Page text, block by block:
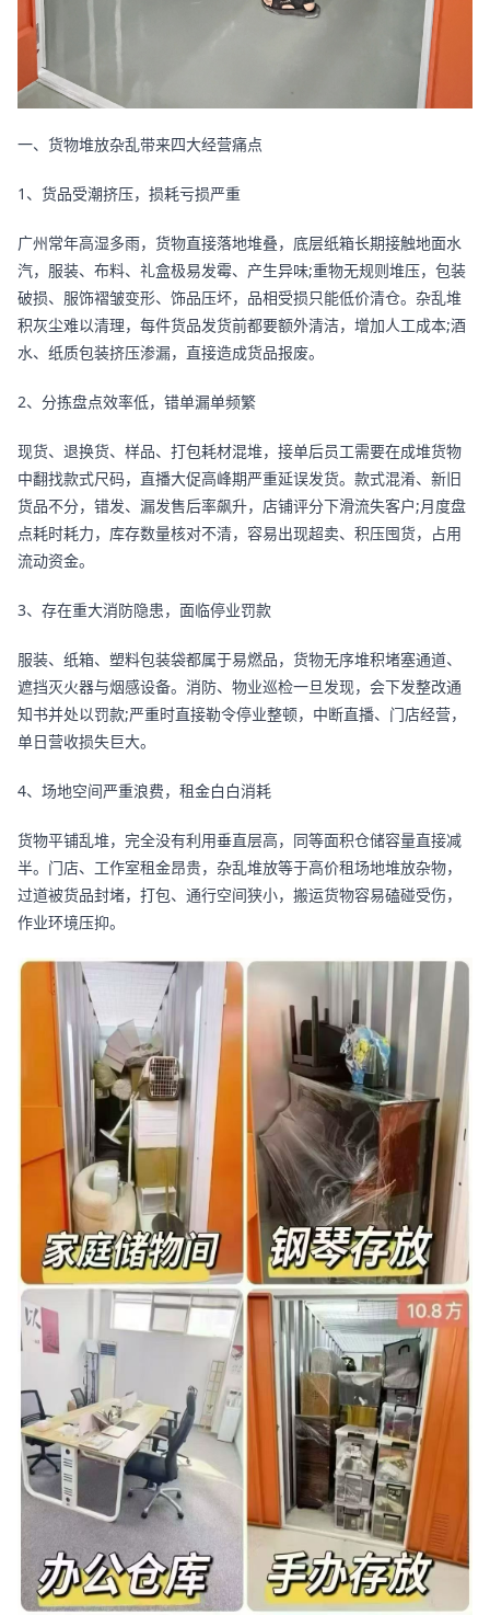
一、货物堆放杂乱带来四大经营痛点
1、货品受潮挤压，损耗亏损严重
广州常年高湿多雨，货物直接落地堆叠，底层纸箱长期接触地面水
汽，服装、布料、礼盒极易发霉、产生异味;重物无规则堆压，包装
破损、服饰褶皱变形、饰品压坏，品相受损只能低价清仓。杂乱堆
积灰尘难以清理，每件货品发货前都要额外清洁，增加人工成本;酒
水、纸质包装挤压渗漏，直接造成货品报废。
2、分拣盘点效率低，错单漏单频繁
现货、退换货、样品、打包耗材混堆，接单后员工需要在成堆货物
中翻找款式尺码，直播大促高峰期严重延误发货。款式混淆、新旧
货品不分，错发、漏发售后率飙升，店铺评分下滑流失客户;月度盘
点耗时耗力，库存数量核对不清，容易出现超卖、积压囤货，占用
流动资金。
3、存在重大消防隐患，面临停业罚款
服装、纸箱、塑料包装袋都属于易燃品，货物无序堆积堵塞通道、
遮挡灭火器与烟感设备。消防、物业巡检一旦发现，会下发整改通
知书并处以罚款;严重时直接勒令停业整顿，中断直播、门店经营，
单日营收损失巨大。
4、场地空间严重浪费，租金白白消耗
货物平铺乱堆，完全没有利用垂直层高，同等面积仓储容量直接减
半。门店、工作室租金昂贵，杂乱堆放等于高价租场地堆放杂物，
过道被货品封堵，打包、通行空间狭小，搬运货物容易磕碰受伤，
作业环境压抑。